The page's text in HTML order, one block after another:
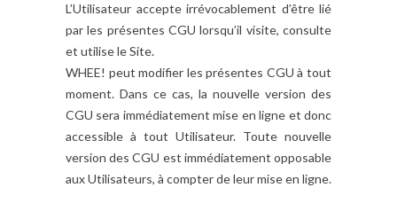
L’Utilisateur accepte irrévocablement d’être lié
par les présentes CGU lorsqu’il visite, consulte
et utilise le Site.
WHEE! peut modifier les présentes CGU à tout
moment. Dans ce cas, la nouvelle version des
CGU sera immédiatement mise en ligne et donc
accessible à tout Utilisateur. Toute nouvelle
version des CGU est immédiatement opposable
aux Utilisateurs, à compter de leur mise en ligne.